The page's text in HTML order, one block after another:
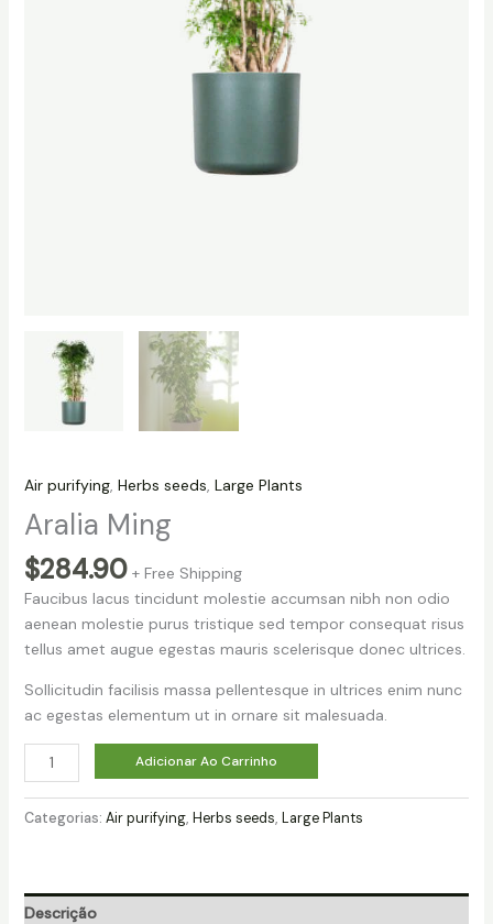
Air purifying, Herbs seeds Large Plants
Aralia Ming
$284.90 + Free Shipping
Faucibus lacus tincidunt molestie accumsan nibh non odio
aenean molestie purus tristique sed tempor consequat risus
tellus amet augue egestas mauris scelerisque donec ultrices.
Sollicitudin facilisis massa pellentesque in ultrices enim nunc
ac egestas elementum ut in ornare sit malesuada.
Adicionar Ao Carrinho
Categorias: Air purifying, Herbs seeds, Large Plants
Descrição